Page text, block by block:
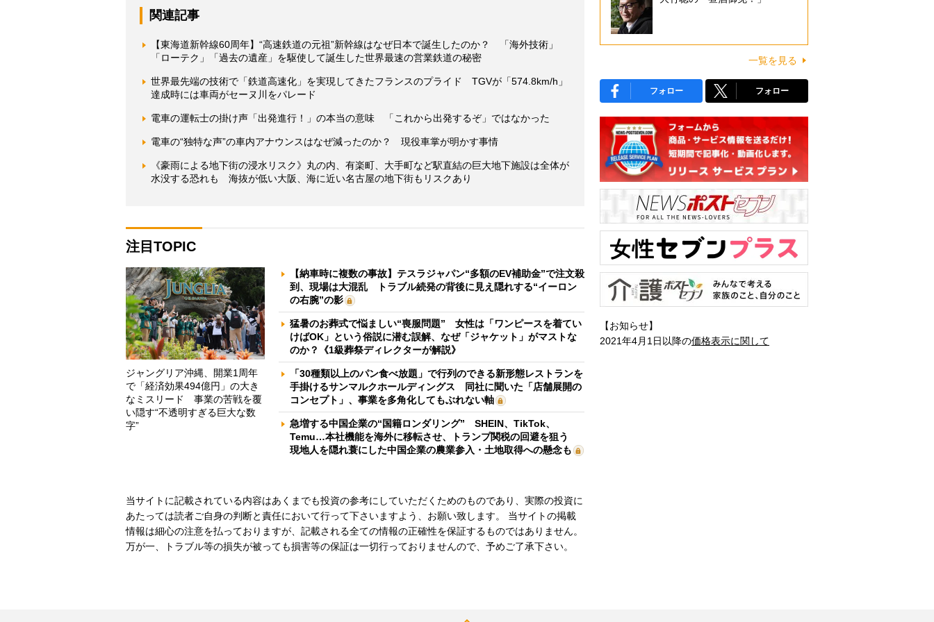
関連記事
【東海道新幹線60周年】“高速鉄道の元祖”新幹線はなぜ日本で誕生したのか？ 「海外技術」
「ローテク」「過去の遺産」を駆使して誕生した世界最速の営業鉄道の秘密
世界最先端の技術で「鉄道高速化」を実現してきたフランスのプライド TGVが「574.8km/h」
達成時には車両がセーヌ川をパレード
電車の運転士の掛け声「出発進行！」の本当の意味 「これから出発するぞ」ではなかった
電車の“独特な声”の車内アナウンスはなぜ減ったのか？ 現役車掌が明かす事情
《豪雨による地下街の浸水リスク》丸の内、有楽町、大手町など駅直結の巨大地下施設は全体が
水没する恐れも 海抜が低い大阪、海に近い名古屋の地下街もリスクあり
注目TOPIC
ジャングリア沖縄、開業1周年
で「経済効果494億円」の大き
なミスリード 事業の苦戦を覆
い隠す“不透明すぎる巨大な数
字”
【納車時に複数の事故】テスラジャパン“多額のEV補助金”で注文殺
到、現場は大混乱 トラブル続発の背後に見え隠れする“イーロン
の右腕”の影
猛暑のお葬式で悩ましい“喪服問題” 女性は「ワンピースを着てい
けばOK」という俗説に潜む誤解、なぜ「ジャケット」がマストな
のか？《1級葬祭ディレクターが解説》
「30種類以上のパン食べ放題」で行列のできる新形態レストランを
手掛けるサンマルクホールディングス 同社に聞いた「店舗展開の
コンセプト」、事業を多角化してもぶれない軸
急増する中国企業の“国籍ロンダリング” SHEIN、TikTok、
Temu…本社機能を海外に移転させ、トランプ関税の回避を狙う
現地人を隠れ蓑にした中国企業の農業参入・土地取得への懸念も
当サイトに記載されている内容はあくまでも投資の参考にしていただくためのものであり、実際の投資に
あたっては読者ご自身の判断と責任において行って下さいますよう、お願い致します。 当サイトの掲載
情報は細心の注意を払っておりますが、記載される全ての情報の正確性を保証するものではありません。
万が一、トラブル等の損失が被っても損害等の保証は一切行っておりませんので、予めご了承下さい。
一覧を見る
フォロー フォロー
【お知らせ】
2021年4月1日以降の価格表示に関して